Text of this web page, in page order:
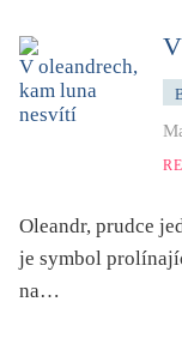
mystika, magie
náboženství, víra
nemoc, zdraví,
nové
o překladu
Oleandr, prudce
je symbol
na…